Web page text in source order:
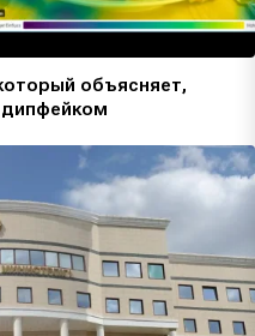
объясняет,
дипфейком